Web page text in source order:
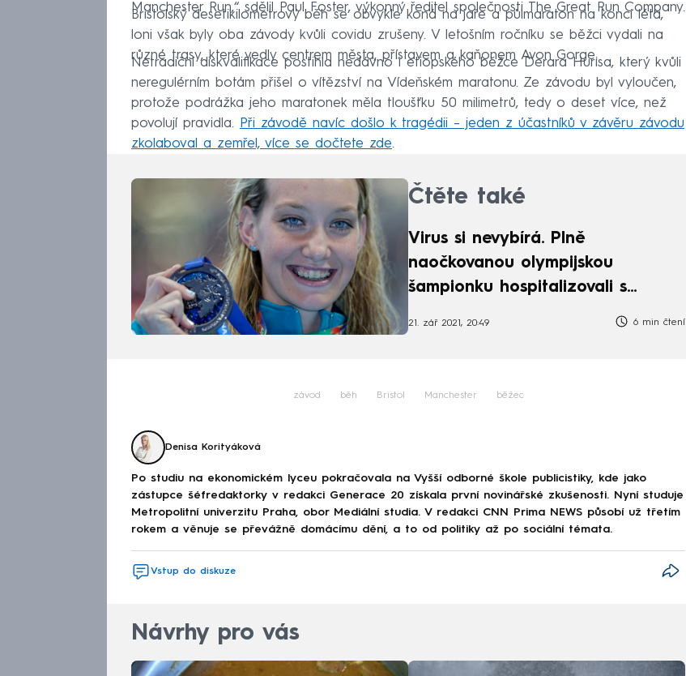
Manchester Run,“ sdělil Paul Foster, výkonný ředitel společnosti The Great Run Company.
Bristolský desetikilometrový běh se obvykle koná na jaře a půlmaraton na konci léta,
loni však byly oba závody kvůli covidu zrušeny. V letošním ročníku se běžci vydali na
různé trasy, které vedly centrem města, přístavem a kaňonem Avon Gorge.
Netradiční diskvalifikace postihla nedávno i etiopského běžce Derara Hurisa, který kvůli
neregulérním botám přišel o vítězství na Vídeňském maratonu. Ze závodu byl vyloučen,
protože podrážka jeho maratonek měla tloušťku 50 milimetrů, tedy o deset více, než
povolují pravidla. Při závodě navíc došlo k tragédii – jeden z účastníků v závěru závodu
zkolaboval a zemřel, více se dočtete zde.
Čtěte také
Virus si nevybírá. Plně
naočkovanou olympijskou
šampionku hospitalizovali s
21. zář 2021, 20:49 6 min čtení
závod běh Bristol Manchester běžec
Denisa Korityáková
Po studiu na ekonomickém lyceu pokračovala na Vyšší odborné škole publicistiky, kde jako
zástupce šéfredaktorky v redakci Generace 20 získala první novinářské zkušenosti. Nyní studuje
Metropolitní univerzitu Praha, obor Mediální studia. V redakci CNN Prima NEWS působí už třetím
rokem a věnuje se převážně domácímu dění, a to od politiky až po sociální témata.
Vstup do diskuze
Návrhy pro vás